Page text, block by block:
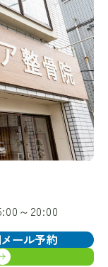
～20:00
メール予約